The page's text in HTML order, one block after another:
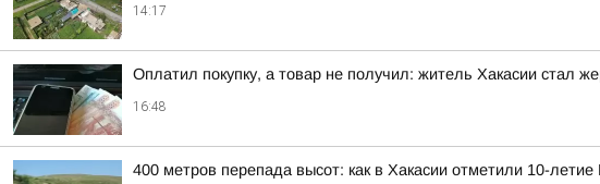
14:17
Оплатил покупку, а товар не получил: житель Хакасии стал
16:48
400 метров перепада высот: как в Хакасии отметили 10-летие